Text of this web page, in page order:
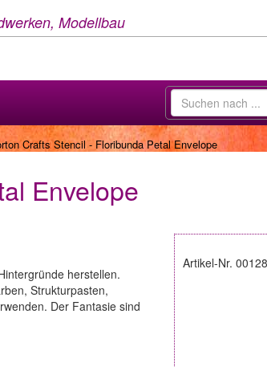
Modellbau
Crafts Stencil - Floribunda Petal Envelope
Envelope
Artikel-Nr.
herstellen.
Strukturpasten,
Der Fantasie sind